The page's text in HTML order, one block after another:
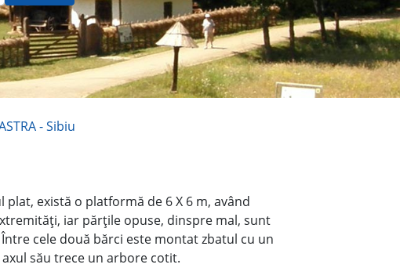
- Sibiu
plat, există o platformă de 6 X 6 m, având
iar părţile opuse, dinspre mal, sunt
cele două bărci este montat zbatul cu un
său trece un arbore cotit.